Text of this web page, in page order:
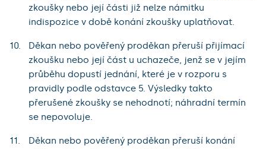
zkoušky nebo její části již nelze námitku
indispozice v době konání zkoušky uplatňovat.
Děkan nebo pověřený proděkan přeruší přijímací
zkoušku nebo její část u uchazeče, jenž se v jejím
průběhu dopustí jednání, které je v rozporu s
pravidly podle odstavce 5. Výsledky takto
přerušené zkoušky se nehodnotí; náhradní termín
se nepovoluje.
Děkan nebo pověřený proděkan přeruší konání